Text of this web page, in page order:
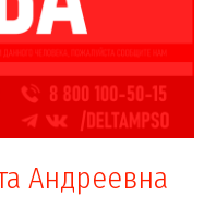
Андреевна